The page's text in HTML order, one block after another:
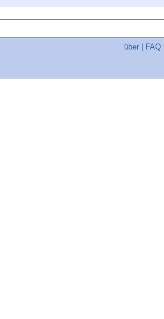
über FAQ